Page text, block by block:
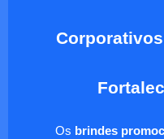
Os brindes